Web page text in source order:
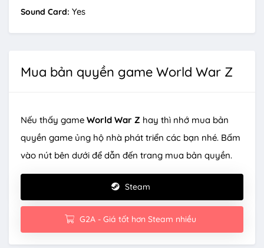
Sound Card: Yes
Mua bản quyền game World War Z
Nếu thấy game World War Z hay thì nhớ mua bản
quyền game ủng hộ nhà phát triển các bạn nhé. Bấm
vào nút bên dưới để dẫn đến trang mua bản quyền.
Steam
G2A - Giá tốt hơn Steam nhiều